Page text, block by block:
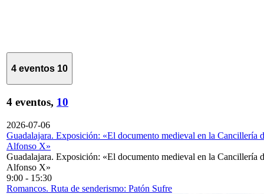
4 eventos 10
4 eventos, 10
2026-07-06
Guadalajara. Exposición: «El documento medieval en la Cancillería
Alfonso X»
Guadalajara. Exposición: «El documento medieval en la Cancillería
Alfonso X»
9:00 - 15:30
Romancos. Ruta de senderismo: Patón Sufre